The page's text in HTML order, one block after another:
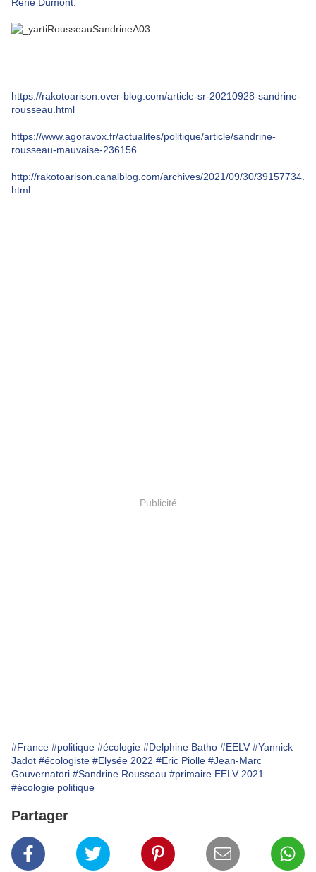
https://rakotoarison.over-blog.com/article-sr-20210928-sandrine-
rousseau.html
https://www.agoravox.fr/actualites/politique/article/sandrine-
rousseau-mauvaise-236156
http://rakotoarison.canalblog.com/archives/2021/09/30/39157734.
html
Publicité
#France #politique #écologie #Delphine Batho #EELV #Yannick
Jadot #écologiste #Elysée 2022 #Eric Piolle #Jean-Marc
Gouvernatori #Sandrine Rousseau #primaire EELV 2021
#écologie politique
Partager